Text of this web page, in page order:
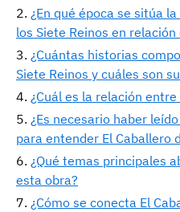
¿En qué época se sitúa
los Siete Reinos en relación
¿Cuántas historias
Siete Reinos y cuáles son
¿Cuál es la relación entre
¿Es necesario haber
para entender El Caballero
¿Qué temas principales
esta obra?
¿Cómo se conecta El